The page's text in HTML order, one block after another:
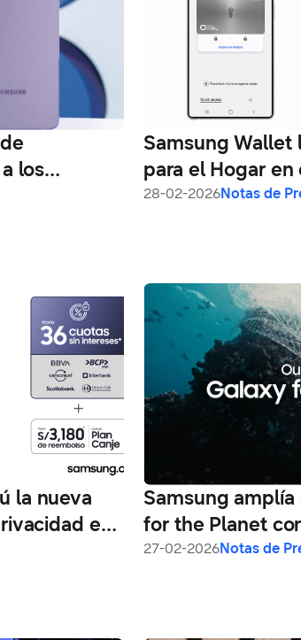
los
el mundo
Samsung Wallet
para el Hogar en
inteligentes
28-02-2026Notas de
la nueva
en
Samsung
for the Planet
hasta 2030
27-02-2026Notas de